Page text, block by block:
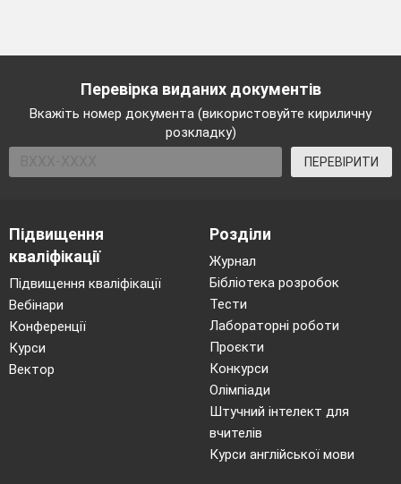
Перевірка виданих документів
Вкажіть номер документа (використовуйте кириличну
розкладку)
ПЕРЕВІРИТИ
Підвищення
кваліфікації
Підвищення кваліфікації
Вебінари
Конференції
Курси
Вектор
Розділи
Журнал
Бібліотека розробок
Тести
Лабораторні роботи
Проєкти
Конкурси
Олімпіади
Штучний інтелект для
вчителів
Курси англійської мови